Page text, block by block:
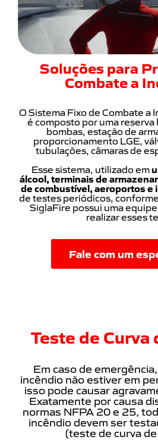
Soluções para
Combate a
O Sistema Fixo de Combate a
é composto por uma reserva
bombas, estação de
proporcionamento LGE,
tubulações, câmaras de
Esse sistema, utilizado em
álcool, terminais de
de combustível, aeroportos e
de testes periódicos,
SiglaFire possui uma
realizar esses
Fale com um
Teste de Curva
Em caso de
incêndio não estiver em
isso pode causar
Exatamente por causa
normas NFPA 20 e 25,
incêndio devem ser
(teste de curva